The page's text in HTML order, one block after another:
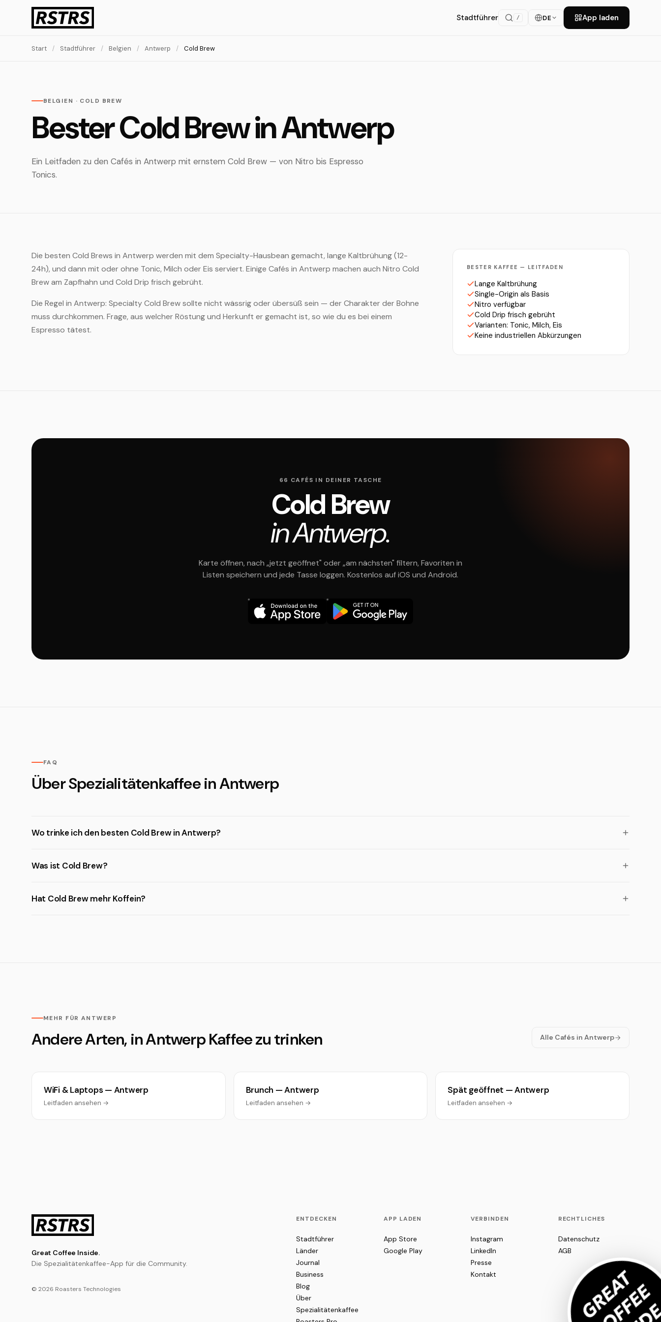
Stadtführer / DE App laden
Start / Stadtführer / Belgien / Antwerp / Cold Brew
BELGIEN · COLD BREW
Bester Cold Brew in Antwerp
Ein Leitfaden zu den Cafés in Antwerp mit ernstem Cold Brew — von Nitro bis Espresso
Tonics.
Die besten Cold Brews in Antwerp werden mit dem Specialty-Hausbean gemacht, lange Kaltbrühung (12-
24h), und dann mit oder ohne Tonic, Milch oder Eis serviert. Einige Cafés in Antwerp machen auch Nitro Cold
Brew am Zapfhahn und Cold Drip frisch gebrüht.
Die Regel in Antwerp: Specialty Cold Brew sollte nicht wässrig oder übersüß sein — der Charakter der Bohne
muss durchkommen. Frage, aus welcher Röstung und Herkunft er gemacht ist, so wie du es bei einem
Espresso tätest.
BESTER KAFFEE — LEITFADEN
Lange Kaltbrühung
Single-Origin als Basis
Nitro verfügbar
Cold Drip frisch gebrüht
Varianten: Tonic, Milch, Eis
Keine industriellen Abkürzungen
66 CAFÉS IN DEINER TASCHE
Cold Brew
in Antwerp.
Karte öffnen, nach „jetzt geöffnet" oder „am nächsten" filtern, Favoriten in
Listen speichern und jede Tasse loggen. Kostenlos auf iOS und Android.
FAQ
Über Spezialitätenkaffee in Antwerp
Wo trinke ich den besten Cold Brew in Antwerp?
Was ist Cold Brew?
Hat Cold Brew mehr Koffein?
MEHR FÜR ANTWERP
Andere Arten, in Antwerp Kaffee zu trinken Alle Cafés in Antwerp
WiFi & Laptops — Antwerp
Leitfaden ansehen →
Brunch — Antwerp
Leitfaden ansehen →
Spät geöffnet — Antwerp
Leitfaden ansehen →
Great Coffee Inside.
Die Spezialitätenkaffee-App für die Community.
© 2026 Roasters Technologies
ENTDECKEN
Stadtführer
Länder
Journal
Business
Blog
Über
Spezialitätenkaffee
APP LADEN
App Store
Google Play
VERBINDEN
Instagram
LinkedIn
Presse
Kontakt
RECHTLICHES
Datenschutz
AGB